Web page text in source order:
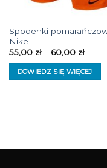
Spodenki
Nike
55,00 zł– 60,00 zł
DOWIEDZ SIĘ WIĘCEJ